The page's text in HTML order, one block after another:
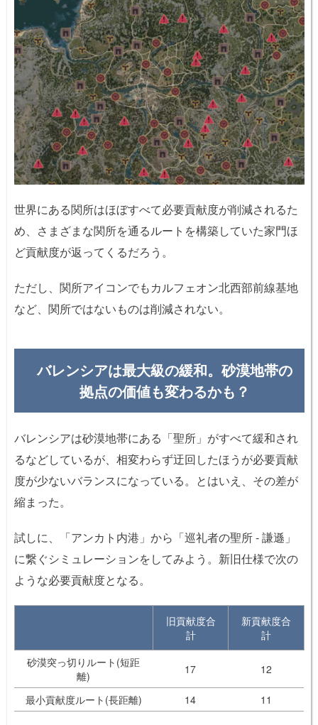
世界にある関所はほぼすべて必要貢献度が削減されるた
め、さまざまな関所を通るルートを構築していた家門ほ
ど貢献度が返ってくるだろう。
ただし、関所アイコンでもカルフェオン北西部前線基地
など、関所ではないものは削減されない。
バレンシアは最大級の緩和。砂漠地帯の
拠点の価値も変わるかも？
バレンシアは砂漠地帯にある「聖所」がすべて緩和され
るなどしているが、相変わらず迂回したほうが必要貢献
度が少ないバランスになっている。とはいえ、その差が
縮まった。
試しに、「アンカト内港」から「巡礼者の聖所 - 謙遜」
に繋ぐシミュレーションをしてみよう。新旧仕様で次の
ような必要貢献度となる。
旧貢献度合
計
新貢献度合
計
砂漠突っ切りルート(短距
離)
17 12
最小貢献度ルート(長距離) 14 11